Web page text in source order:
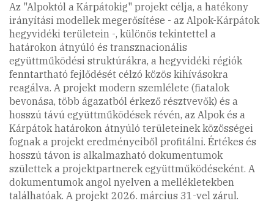
Az "Alpoktól a Kárpátokig" projekt célja, a hatékony
irányítási modellek megerősítése - az Alpok-Kárpátok
hegyvidéki területein -, különös tekintettel a
határokon átnyúló és transznacionális
együttműködési struktúrákra, a hegyvidéki régiók
fenntartható fejlődését célzó közös kihívásokra
reagálva. A projekt modern szemlélete (fiatalok
bevonása, több ágazatból érkező résztvevők) és a
hosszú távú együttműködések révén, az Alpok és a
Kárpátok határokon átnyúló területeinek közösségei
fognak a projekt eredményeiből profitálni. Értékes és
hosszú távon is alkalmazható dokumentumok
születtek a projektpartnerek együttműködéseként. A
dokumentumok angol nyelven a mellékletekben
találhatóak. A projekt 2026. március 31-vel zárul.